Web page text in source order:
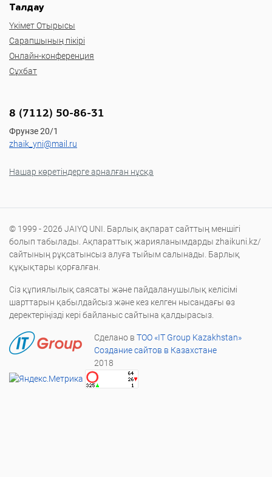
Талдау
Үкімет Отырысы
Сарапшының пікірі
Онлайн-конференция
Сұхбат
8 (7112) 50-86-31
Фрунзе 20/1
zhaik_yni@mail.ru
Нашар көретіндерге арналған нұсқа
© 1999 - 2026 JAIYQ UNI. Барлық ақпарат сайттың меншігі
болып табылады. Ақпараттық жарияланымдарды zhaikuni.kz/
сайтының рұқсатынсыз алуға тыйым салынады. Барлық
құқықтары қорғалған.
Сіз құпиялылық саясаты және пайдаланушылық келісімі
шарттарын қабылдайсыз және кез келген нысандағы өз
деректеріңізді кері байланыс сайтына қалдырасыз.
Сделано в ТОО «IT Group Kazakhstan»
Создание сайтов в Казахстане
2018